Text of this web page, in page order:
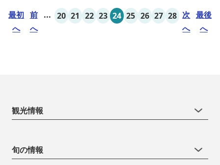
最初
へ
前
へ
... 20 21 22 23 24 25 26 27 28 次
へ
最後
へ
観光情報
旬の情報